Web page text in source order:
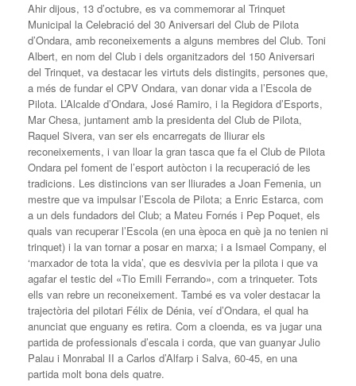
Ahir dijous, 13 d’octubre, es va commemorar al Trinquet
Municipal la Celebració del 30 Aniversari del Club de Pilota
d’Ondara, amb reconeixements a alguns membres del Club. Toni
Albert, en nom del Club i dels organitzadors del 150 Aniversari
del Trinquet, va destacar les virtuts dels distingits, persones que,
a més de fundar el CPV Ondara, van donar vida a l’Escola de
Pilota. L’Alcalde d’Ondara, José Ramiro, i la Regidora d’Esports,
Mar Chesa, juntament amb la presidenta del Club de Pilota,
Raquel Sivera, van ser els encarregats de lliurar els
reconeixements, i van lloar la gran tasca que fa el Club de Pilota
Ondara pel foment de l’esport autòcton i la recuperació de les
tradicions. Les distincions van ser lliurades a Joan Femenia, un
mestre que va impulsar l’Escola de Pilota; a Enric Estarca, com
a un dels fundadors del Club; a Mateu Fornés i Pep Poquet, els
quals van recuperar l’Escola (en una època en què ja no tenien ni
trinquet) i la van tornar a posar en marxa; i a Ismael Company, el
‘marxador de tota la vida’, que es desvivia per la pilota i que va
agafar el testic del «Tio Emili Ferrando», com a trinqueter. Tots
ells van rebre un reconeixement. També es va voler destacar la
trajectòria del pilotari Félix de Dénia, veí d’Ondara, el qual ha
anunciat que enguany es retira. Com a cloenda, es va jugar una
partida de professionals d’escala i corda, que van guanyar Julio
Palau i Monrabal II a Carlos d’Alfarp i Salva, 60-45, en una
partida molt bona dels quatre.